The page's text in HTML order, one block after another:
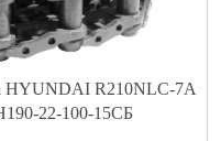
HYUNDAI R210NLC-7A
22-100-15СБ